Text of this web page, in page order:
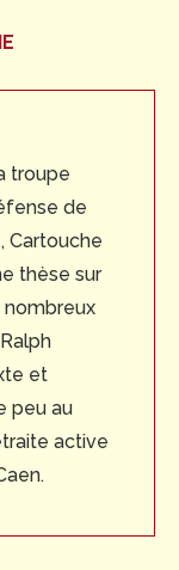
troupe
de
Cartouche
thèse sur
nombreux
et
peu au
active